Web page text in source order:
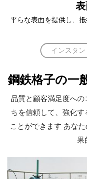
平らな表面を提供し、
インスタ
鋼鉄格子の一
品質と顧客満足度へ
ちを信頼して、強化
ことができます あな
果